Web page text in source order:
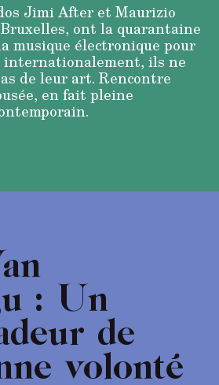
Jimi After et Maurizio
ont la quarantaine
musique électronique pour
internationalement, ils ne
de leur art. Rencontre
en fait pleine
: Un
de
volonté